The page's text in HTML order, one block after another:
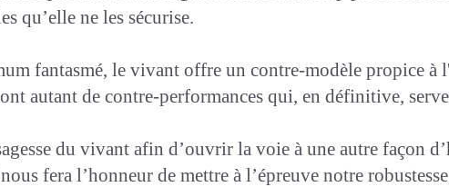
qu’elle ne les sécurise.
fantasmé, le vivant offre un contre-modèle propice
autant de contre-performances qui, en définitive,
du vivant afin d’ouvrir la voie à une autre façon
fera l’honneur de mettre à l’épreuve notre